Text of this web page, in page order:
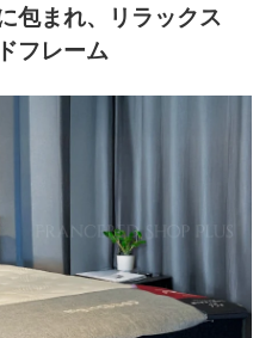
包まれ、リラックス
フレーム